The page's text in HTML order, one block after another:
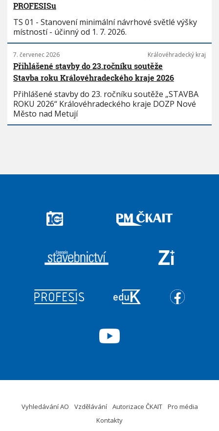
PROFESISu
TS 01 - Stanovení minimální návrhové světlé výšky
místností - účinný od 1. 7. 2026.
7. červenec 2026 Královéhradecký kraj
Přihlášené stavby do 23.ročníku soutěže
Stavba roku Královéhradeckého kraje 2026
Přihlášené stavby do 23. ročníku soutěže „STAVBA
ROKU 2026“ Královéhradeckého kraje DOZP Nové
Město nad Metují
Vyhledávání AO Vzdělávání Autorizace ČKAIT
Pro média
Kontakty